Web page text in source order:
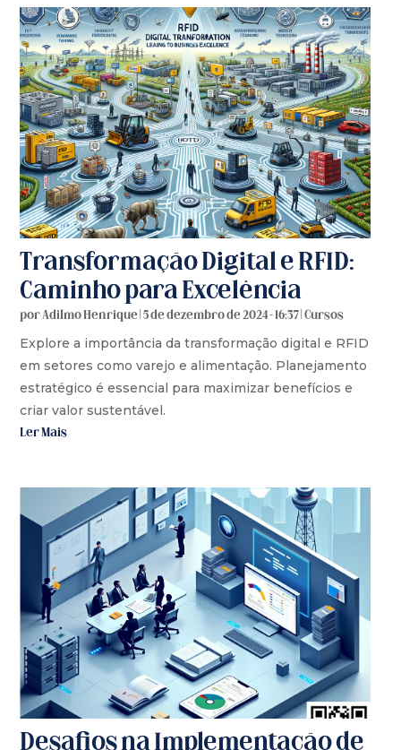
Transformação Digital e RFID:
Caminho para Excelência
porAdilmo Henrique|5 de dezembro de 2024 - 16:37|Cursos
Explore a importância da transformação digital e RFID
em setores como varejo e alimentação. Planejamento
estratégico é essencial para maximizar benefícios e
criar valor sustentável.
Ler Mais
Desafios na Implementação de